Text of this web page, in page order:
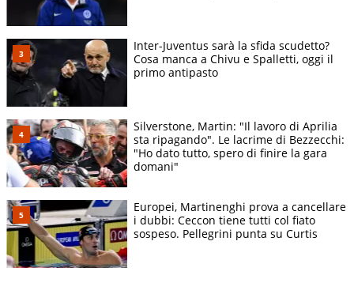
Inter-Juventus sarà la sfida scudetto?
Cosa manca a Chivu e Spalletti, oggi il
primo antipasto
Silverstone, Martin: "Il lavoro di Aprilia
sta ripagando". Le lacrime di Bezzecchi:
"Ho dato tutto, spero di finire la gara
domani"
Europei, Martinenghi prova a cancellare
i dubbi: Ceccon tiene tutti col fiato
sospeso. Pellegrini punta su Curtis